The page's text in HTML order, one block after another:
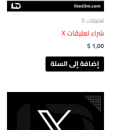
تعليقات X
شراء تعليقات X
$1,00
إضافة إلى السلة